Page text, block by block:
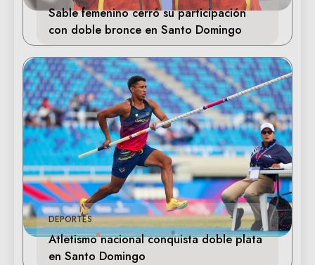
Sable femenino cerró su participación
con doble bronce en Santo Domingo
DEPORTES
Atletismo nacional conquista doble plata
en Santo Domingo